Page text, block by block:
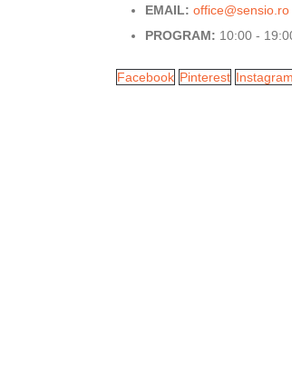
EMAIL: office@sensio.ro
PROGRAM: 10:00 -
Facebook Pinterest Instagram